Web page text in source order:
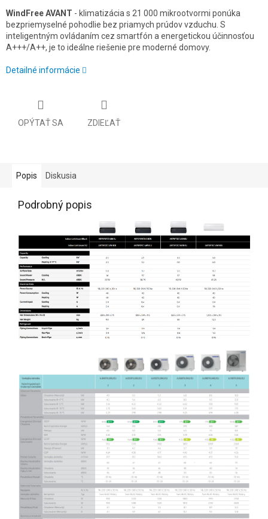
WindFree AVANT - klimatizácia s 21 000 mikrootvormi ponúka
bezpriemyselné pohodlie bez priamych prúdov vzduchu. S
inteligentným ovládaním cez smartfón a energetickou účinnosťou
A+++/A++, je to ideálne riešenie pre moderné domovy.
Detailné informácie
OPÝTAŤ SA ZDIEĽAŤ
Popis Diskusia
Podrobný popis